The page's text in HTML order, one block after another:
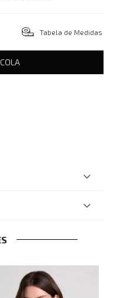
Tabela de Medidas